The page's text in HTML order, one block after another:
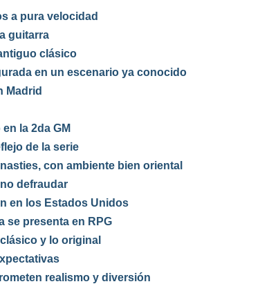
a pura velocidad
guitarra
clásico
en un escenario ya conocido
Madrid
la 2da GM
de la serie
con ambiente bien oriental
defraudar
en los Estados Unidos
se presenta en RPG
y lo original
realismo y diversión